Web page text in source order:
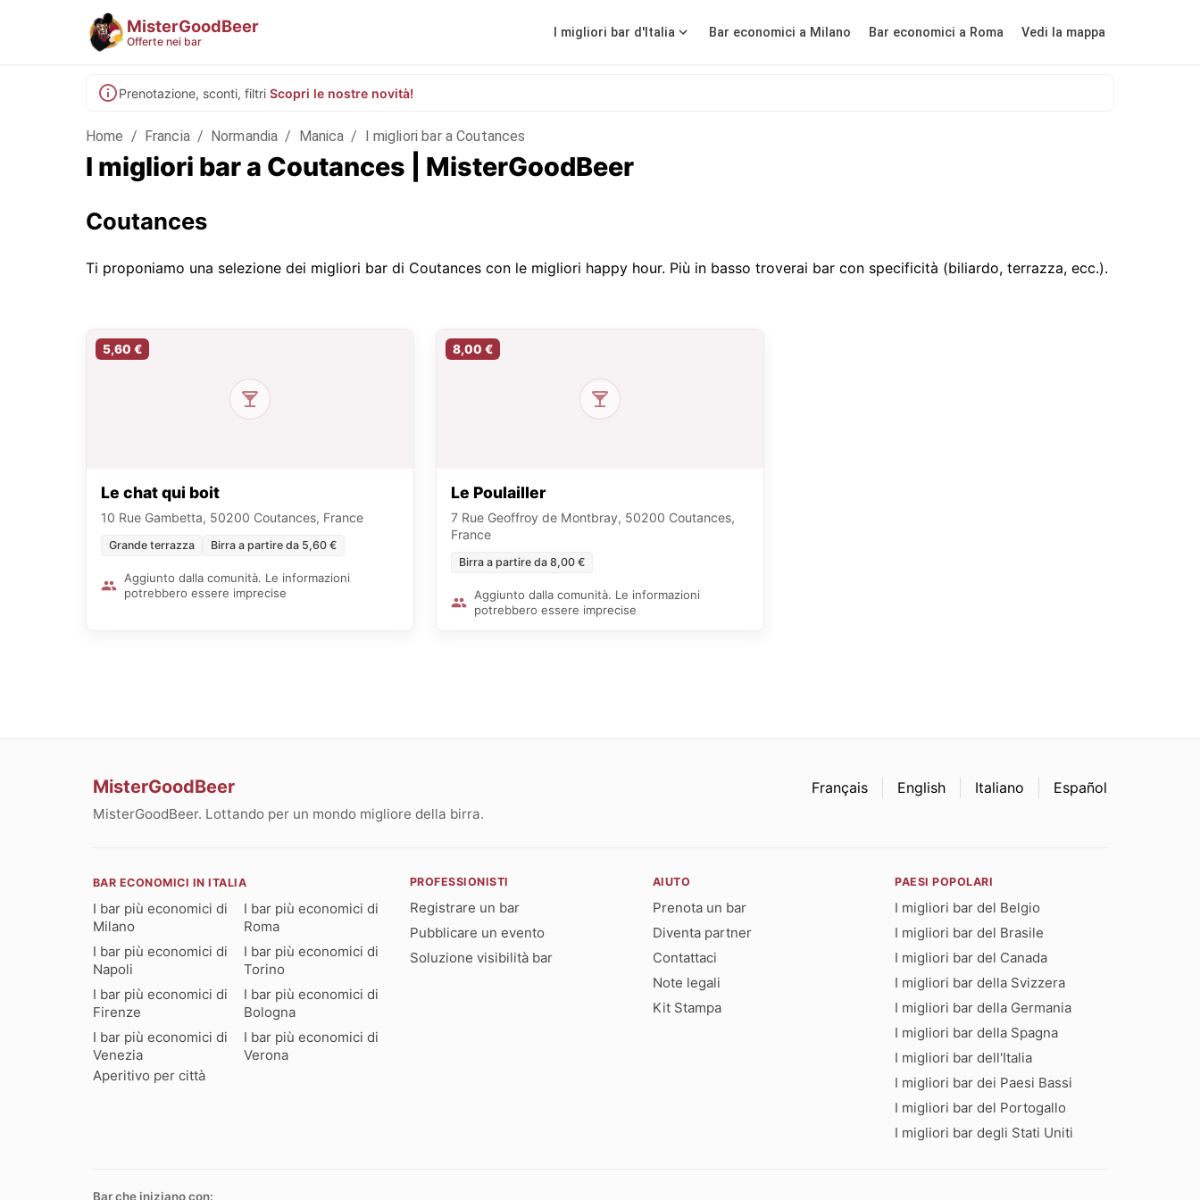
MisterGoodBeer
Offerte nei bar
I migliori bar d'Italia Bar economici a Milano Bar economici a Roma Vedi la mappa
Prenotazione, sconti, filtri Scopri le nostre novità!
Home / Francia / Normandia / Manica / I migliori bar a Coutances
I migliori bar a Coutances | MisterGoodBeer
Coutances
Ti proponiamo una selezione dei migliori bar di Coutances con le migliori happy hour. Più in basso troverai bar con specificità (biliardo, terrazza, ecc.).
5,60 €
Le chat qui boit
10 Rue Gambetta, 50200 Coutances, France
Grande terrazza Birra a partire da 5,60 €
Aggiunto dalla comunità. Le informazioni
potrebbero essere imprecise
8,00 €
Le Poulailler
7 Rue Geoffroy de Montbray, 50200 Coutances,
France
Birra a partire da 8,00 €
Aggiunto dalla comunità. Le informazioni
potrebbero essere imprecise
MisterGoodBeer
MisterGoodBeer. Lottando per un mondo migliore della birra.
Français English Italiano Español
BAR ECONOMICI IN ITALIA
I bar più economici di
Milano
I bar più economici di
Roma
I bar più economici di
Napoli
I bar più economici di
Torino
I bar più economici di
Firenze
I bar più economici di
Bologna
I bar più economici di
Venezia
I bar più economici di
Verona
Aperitivo per città
PROFESSIONISTI
Registrare un bar
Pubblicare un evento
Soluzione visibilità bar
AIUTO
Prenota un bar
Diventa partner
Contattaci
Note legali
Kit Stampa
PAESI POPOLARI
I migliori bar del Belgio
I migliori bar del Brasile
I migliori bar del Canada
I migliori bar della Svizzera
I migliori bar della Germania
I migliori bar della Spagna
I migliori bar dell'Italia
I migliori bar dei Paesi Bassi
I migliori bar del Portogallo
I migliori bar degli Stati Uniti
Bar che iniziano con: